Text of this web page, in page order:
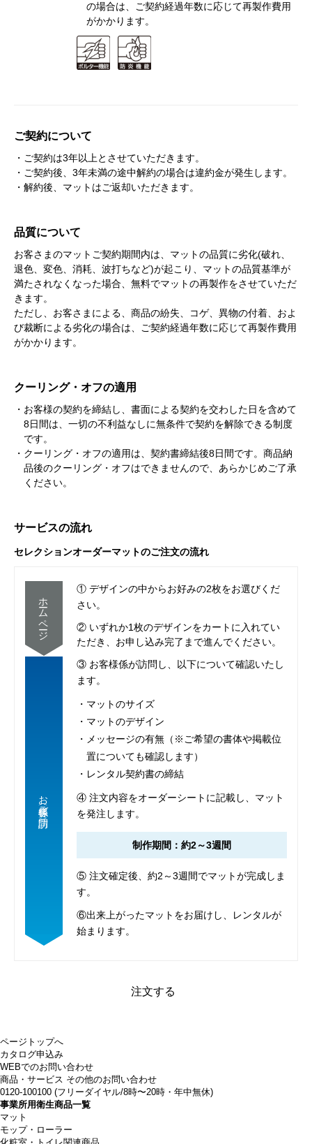
の場合は、ご契約経過年数に応じて再製作費用
がかかります。
ご契約について
・ご契約は3年以上とさせていただきます。
・ご契約後、3年未満の途中解約の場合は違約金が発生します。
・解約後、マットはご返却いただきます。
品質について
お客さまのマットご契約期間内は、マットの品質に劣化(破れ、
退色、変色、消耗、波打ちなど)が起こり、マットの品質基準が
満たされなくなった場合、無料でマットの再製作をさせていただ
きます。
ただし、お客さまによる、商品の紛失、コゲ、異物の付着、およ
び裁断による劣化の場合は、ご契約経過年数に応じて再製作費用
がかかります。
クーリング・オフの適用
・お客様の契約を締結し、書面による契約を交わした日を含めて
8日間は、一切の不利益なしに無条件で契約を解除できる制度
です。
・クーリング・オフの適用は、契約書締結後8日間です。商品納
品後のクーリング・オフはできませんので、あらかじめご了承
ください。
サービスの流れ
セレクションオーダーマットのご注文の流れ
ホームページ
① デザインの中からお好みの2枚をお選びくだ
さい。
② いずれか1枚のデザインをカートに入れてい
ただき、お申し込み完了まで進んでください。
お客様係
（ご訪問）
③ お客様係が訪問し、以下について確認いたし
ます。
・マットのサイズ
・マットのデザイン
・メッセージの有無（※ご希望の書体や掲載位
置についても確認します）
・レンタル契約書の締結
④ 注文内容をオーダーシートに記載し、マット
を発注します。
制作期間：約2～3週間
⑤ 注文確定後、約2～3週間でマットが完成しま
す。
⑥出来上がったマットをお届けし、レンタルが
始まります。
注文する
ページトップへ
カタログ申込み
WEBでのお問い合わせ
商品・サービス その他のお問い合わせ
0120-100100 (フリーダイヤル/8時〜20時・年中無休)
事業所用衛生商品一覧
マット
モップ・ローラー